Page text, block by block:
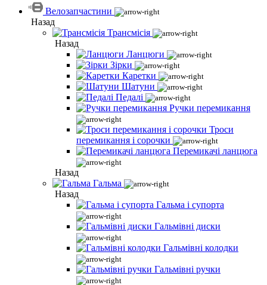
Велозапчастини
Назад
Трансмісія
Назад
Ланцюги
Зірки
Каретки
Шатуни
Педалі
Ручки перемикання
Троси
перемикання і сорочки
Перемикачі ланцюга
Назад
Гальма
Назад
Гальма і супорта
Гальмівні диски
Гальмівні колодки
Гальмівні ручки